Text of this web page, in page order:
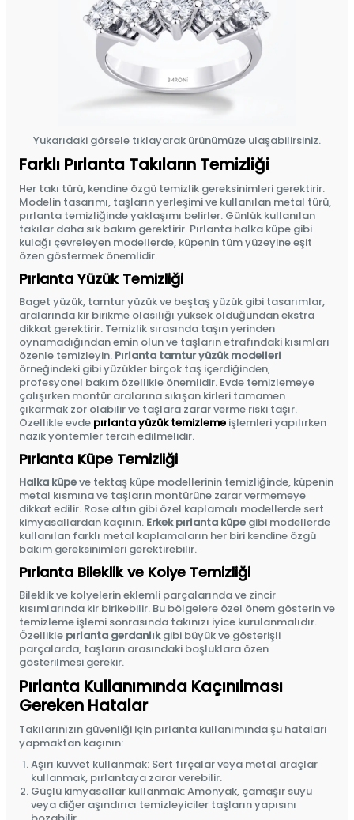
Yukarıdaki görsele tıklayarak ürünümüze ulaşabilirsiniz.
Farklı Pırlanta Takıların Temizliği
Her takı türü, kendine özgü temizlik gereksinimleri gerektirir.
Modelin tasarımı, taşların yerleşimi ve kullanılan metal türü,
pırlanta temizliğinde yaklaşımı belirler. Günlük kullanılan
takılar daha sık bakım gerektirir. Pırlanta halka küpe gibi
kulağı çevreleyen modellerde, küpenin tüm yüzeyine eşit
özen göstermek önemlidir.
Pırlanta Yüzük Temizliği
Baget yüzük, tamtur yüzük ve beştaş yüzük gibi tasarımlar,
aralarında kir birikme olasılığı yüksek olduğundan ekstra
dikkat gerektirir. Temizlik sırasında taşın yerinden
oynamadığından emin olun ve taşların etrafındaki kısımları
özenle temizleyin. Pırlanta tamtur yüzük modelleri
örneğindeki gibi yüzükler birçok taş içerdiğinden,
profesyonel bakım özellikle önemlidir. Evde temizlemeye
çalışırken montür aralarına sıkışan kirleri tamamen
çıkarmak zor olabilir ve taşlara zarar verme riski taşır.
Özellikle evde pırlanta yüzük temizleme işlemleri yapılırken
nazik yöntemler tercih edilmelidir.
Pırlanta Küpe Temizliği
Halka küpeve tektaş küpe modellerinin temizliğinde, küpenin
metal kısmına ve taşların montürüne zarar vermemeye
dikkat edilir. Rose altın gibi özel kaplamalı modellerde sert
kimyasallardan kaçının. Erkek pırlanta küpe gibi modellerde
kullanılan farklı metal kaplamaların her biri kendine özgü
bakım gereksinimleri gerektirebilir.
Pırlanta Bileklik ve Kolye Temizliği
Bileklik ve kolyelerin eklemli parçalarında ve zincir
kısımlarında kir birikebilir. Bu bölgelere özel önem gösterin ve
temizleme işlemi sonrasında takınızı iyice kurulanmalıdır.
Özellikle pırlanta gerdanlıkgibi büyük ve gösterişli
parçalarda, taşların arasındaki boşluklara özen
gösterilmesi gerekir.
Pırlanta Kullanımında Kaçınılması
Gereken Hatalar
Takılarınızın güvenliği için pırlanta kullanımında şu hataları
yapmaktan kaçının:
Aşırı kuvvet kullanmak: Sert fırçalar veya metal araçlar
kullanmak, pırlantaya zarar verebilir.
Güçlü kimyasallar kullanmak: Amonyak, çamaşır suyu
veya diğer aşındırıcı temizleyiciler taşların yapısını